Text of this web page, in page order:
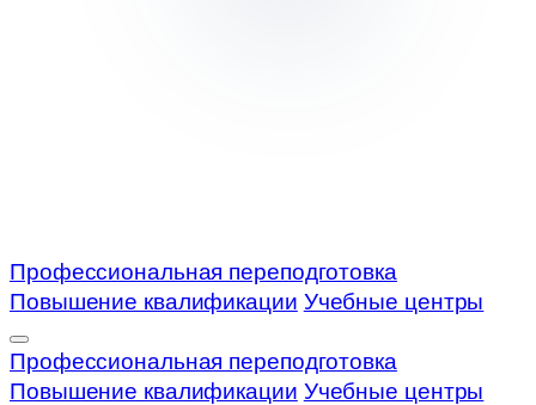
Профессиональная переподготовка
Повышение квалификации Учебные центры
Профессиональная переподготовка
Повышение квалификации Учебные центры